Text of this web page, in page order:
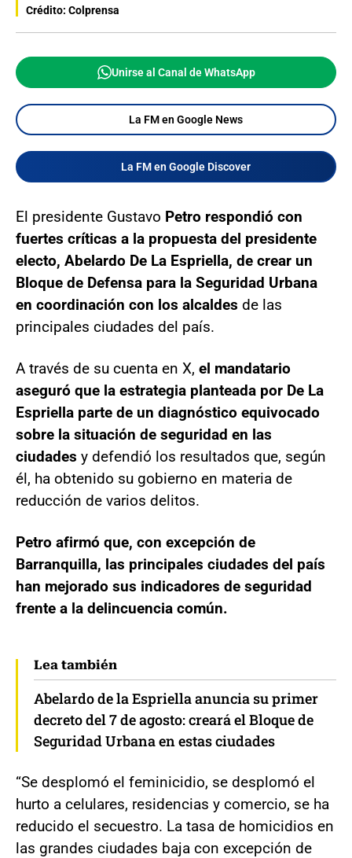
Crédito: Colprensa
Unirse al Canal de WhatsApp
La FM en Google News
La FM en Google Discover
El presidente Gustavo Petro respondió con
fuertes críticas a la propuesta del presidente
electo, Abelardo De La Espriella, de crear un
Bloque de Defensa para la Seguridad Urbana
en coordinación con los alcaldes de las
principales ciudades del país.
A través de su cuenta en X, el mandatario
aseguró que la estrategia planteada por De La
Espriella parte de un diagnóstico equivocado
sobre la situación de seguridad en las
ciudades y defendió los resultados que, según
él, ha obtenido su gobierno en materia de
reducción de varios delitos.
Petro afirmó que, con excepción de
Barranquilla, las principales ciudades del país
han mejorado sus indicadores de seguridad
frente a la delincuencia común.
Lea también
Abelardo de la Espriella anuncia su primer
decreto del 7 de agosto: creará el Bloque de
Seguridad Urbana en estas ciudades
“Se desplomó el feminicidio, se desplomó el
hurto a celulares, residencias y comercio, se ha
reducido el secuestro. La tasa de homicidios en
las grandes ciudades baja con excepción de